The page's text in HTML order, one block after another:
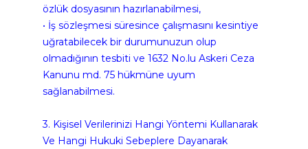
özlük dosyasının hazırlanabilmesi,
• İş sözleşmesi süresince çalışmasını kesintiye
uğratabilecek bir durumunuzun olup
olmadığının tesbiti ve 1632 No.lu Askeri Ceza
Kanunu md. 75 hükmüne uyum
sağlanabilmesi.
3. Kişisel Verilerinizi Hangi Yöntemi Kullanarak
Ve Hangi Hukuki Sebeplere Dayanarak